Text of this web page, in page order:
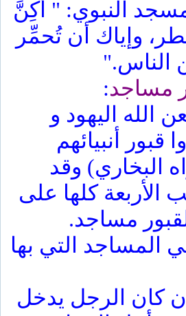
النبوي: " أكِنَّ
وإياك أن تُحمِّر
الناس."
مساجد:
الله اليهود و
قبور أنبيائهم
البخاري) وقد
الأربعة كلها على
مساجد.
المساجد التي بها
كان الرجل يدخل